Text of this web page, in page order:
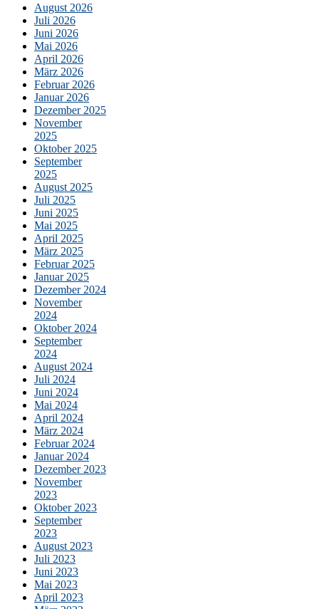
August 2026
Juli 2026
Juni 2026
Mai 2026
April 2026
März 2026
Februar 2026
Januar 2026
Dezember 2025
November
2025
Oktober 2025
September
2025
August 2025
Juli 2025
Juni 2025
Mai 2025
April 2025
März 2025
Februar 2025
Januar 2025
Dezember 2024
November
2024
Oktober 2024
September
2024
August 2024
Juli 2024
Juni 2024
Mai 2024
April 2024
März 2024
Februar 2024
Januar 2024
Dezember 2023
November
2023
Oktober 2023
September
2023
August 2023
Juli 2023
Juni 2023
Mai 2023
April 2023